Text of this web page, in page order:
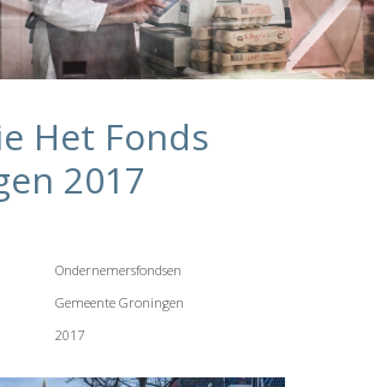
Het Fonds
2017
Ondernemersfondsen
Gemeente Groningen
2017